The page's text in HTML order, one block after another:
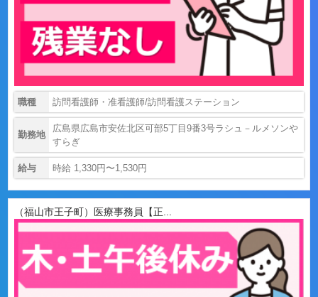
職種 訪問看護師・准看護師/訪問看護ステーション
勤務地
広島県広島市安佐北区可部5丁目9番3号ラシュ－ルメソンや
すらぎ
給与 時給 1,330円〜1,530円
（福山市王子町）医療事務員【正...